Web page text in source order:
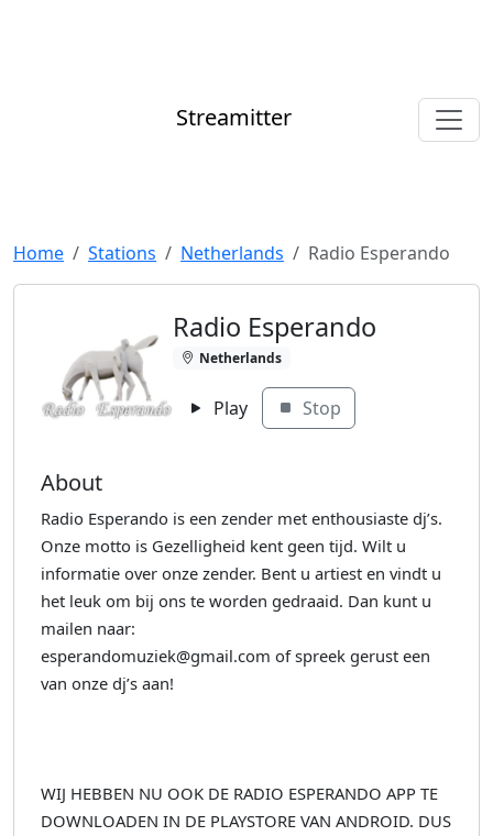
Streamitter
Home Stations Netherlands Radio Esperando
Radio Esperando
Netherlands
Play Stop
About
Radio Esperando is een zender met enthousiaste dj’s.
Onze motto is Gezelligheid kent geen tijd. Wilt u
informatie over onze zender. Bent u artiest en vindt u
het leuk om bij ons te worden gedraaid. Dan kunt u
mailen naar:
esperandomuziek@gmail.com of spreek gerust een
van onze dj’s aan!
WIJ HEBBEN NU OOK DE RADIO ESPERANDO APP TE
DOWNLOADEN IN DE PLAYSTORE VAN ANDROID. DUS